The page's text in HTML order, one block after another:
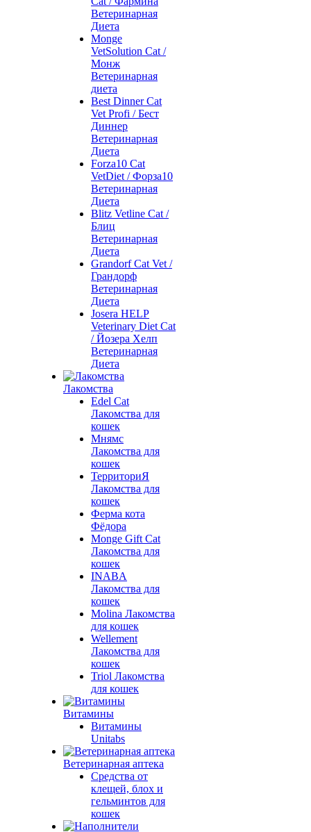
Ветеринарная
Диета
Monge
VetSolution Cat /
Монж
Ветеринарная
диета
Best Dinner Cat
Vet Profi / Бест
Диннер
Ветеринарная
Диета
Forza10 Cat
VetDiet / Форза10
Ветеринарная
Диета
Blitz Vetline Cat /
Блиц
Ветеринарная
Диета
Grandorf Cat Vet /
Грандорф
Ветеринарная
Диета
Josera HELP
Veterinary Diet Cat
/ Йозера Хелп
Ветеринарная
Диета
Лакомства
Edel Cat
Лакомства для
кошек
Мнямс
Лакомства для
кошек
ТерриториЯ
Лакомства для
кошек
Ферма кота
Фёдора
Monge Gift Cat
Лакомства для
кошек
INABA
Лакомства для
кошек
Molina Лакомства
для кошек
Wellement
Лакомства для
кошек
Triol Лакомства
для кошек
Витамины
Витамины
Unitabs
Ветеринарная аптека
Средства от
клещей, блох и
гельминтов для
кошек